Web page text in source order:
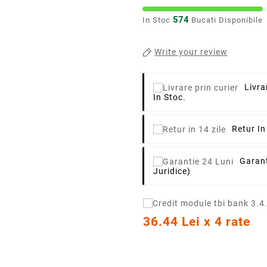
In Stoc 574 Bucati Disponibile
Write your review
In Stoc.
Retur
Juridice)
36.44 Lei x 4 rate